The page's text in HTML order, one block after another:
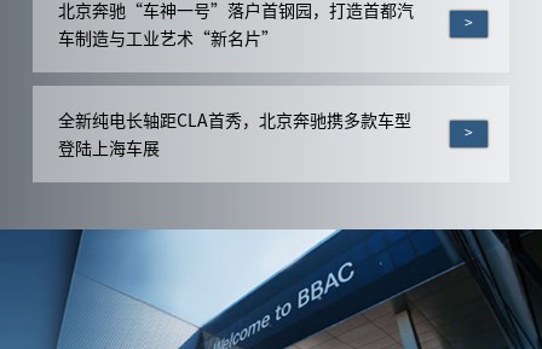
北京奔驰“车神一号”落户首钢园，打造首都汽
车制造与工业艺术“新名片”
>
全新纯电长轴距CLA首秀，北京奔驰携多款车型
登陆上海车展
>